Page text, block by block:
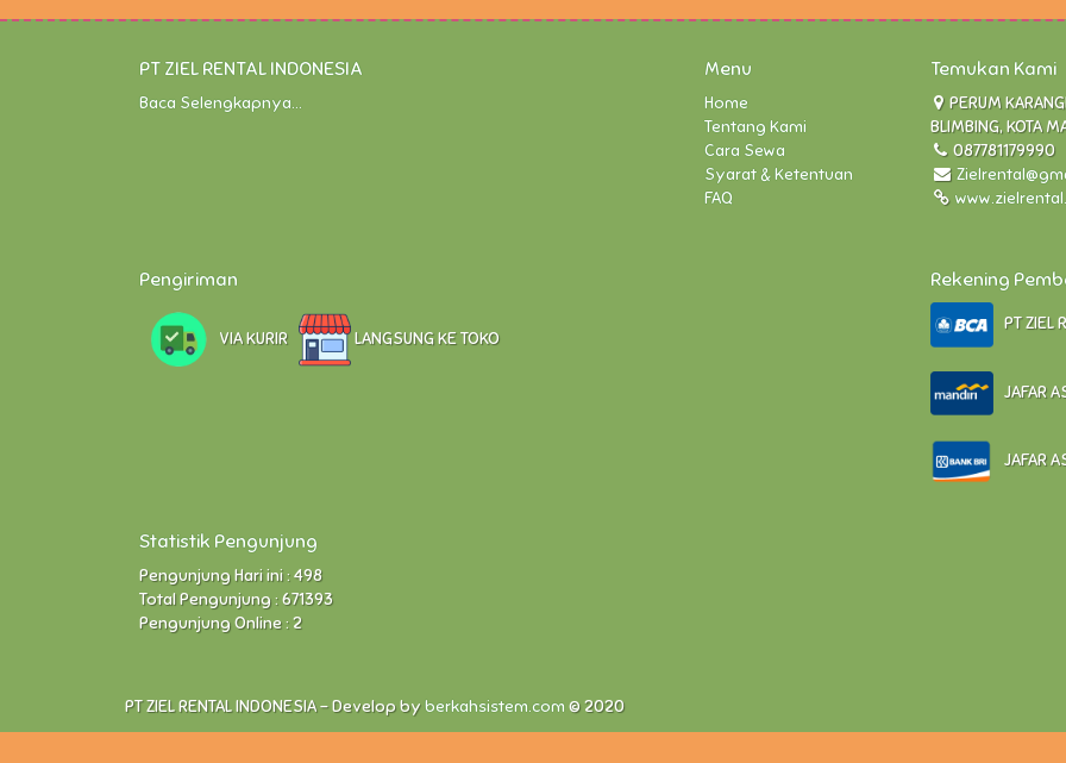
PT ZIEL RENTAL INDONESIA
Baca Selengkapnya...
Menu
Home
Tentang Kami
Cara Sewa
Syarat & Ketentuan
FAQ
Temukan Kami
PERUM
BLIMBING, KOTA
087781179990
Pengiriman
VIA KURIR LANGSUNG KE TOKO
Rekening
PT ZIEL
JAFAR
JAFAR
Statistik Pengunjung
Pengunjung Hari ini : 498
Total Pengunjung : 671393
Pengunjung Online : 2
PT ZIEL RENTAL INDONESIA - Develop byberkahsistem.com © 2020